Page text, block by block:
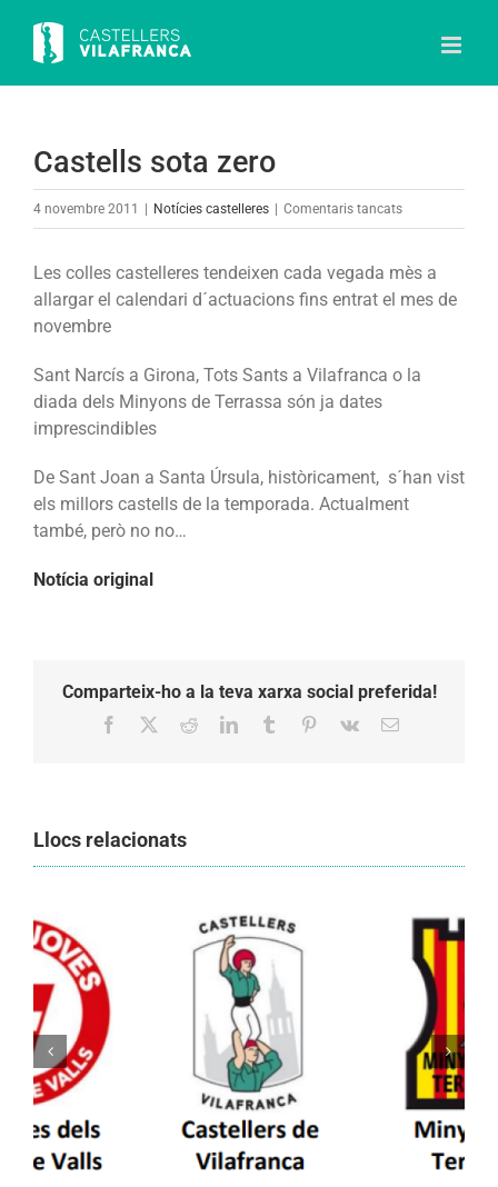
content
Castells sota zero
4 novembre 2011 Notícies castelleres Comentaris tancatsa
Les colles castelleres tendeixen cada vegada mès a
allargar el calendari d´actuacions fins entrat el mes de
novembre
Sant Narcís a Girona, Tots Sants a Vilafranca o la
diada dels Minyons de Terrassa són ja dates
imprescindibles
De Sant Joan a Santa Úrsula, històricament, s´han vist
els millors castells de la temporada. Actualment
també, però no no…
Notícia original
Comparteix-ho a la teva xarxa social preferida!
Facebook RedditLinkedInTumblr Pinterest
Vk Email:
Llocs relacionats
Els Castellers de Vilafranca unieixen tradició i
patrimoni en un viatge de colla a la Vall
d’Aran i a la Vall de Boí